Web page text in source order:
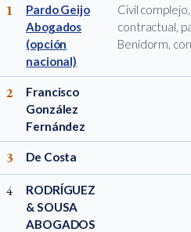
1
Pardo Geijo
Abogados
(opción
nacional)
Civil
contractual,
Benidorm,
2
Francisco
González
Fernández
3 De Costa
4
RODRÍGUEZ
& SOUSA
ABOGADOS